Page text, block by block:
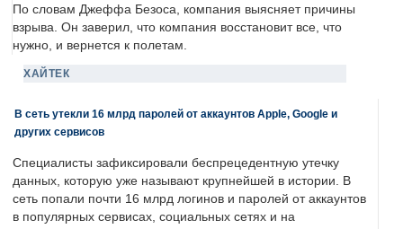
По словам Джеффа Безоса, компания выясняет причины
взрыва. Он заверил, что компания восстановит все, что
нужно, и вернется к полетам.
ХАЙТЕК
В сеть утекли 16 млрд паролей от аккаунтов Apple, Google и
других сервисов
Специалисты зафиксировали беспрецедентную утечку
данных, которую уже называют крупнейшей в истории. В
сеть попали почти 16 млрд логинов и паролей от аккаунтов
в популярных сервисах, социальных сетях и на